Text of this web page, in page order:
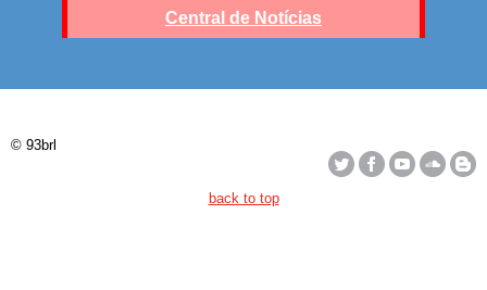
Central de Notícias
© 93brl
back to top